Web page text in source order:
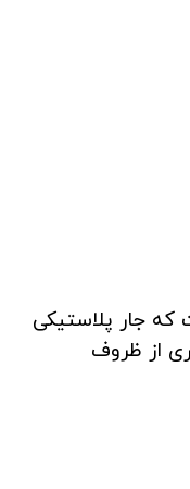
جار پلاستیکی
از ظروف